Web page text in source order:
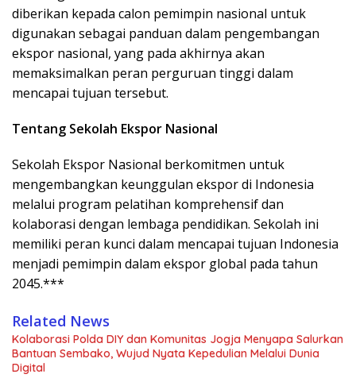
diberikan kepada calon pemimpin nasional untuk
digunakan sebagai panduan dalam pengembangan
ekspor nasional, yang pada akhirnya akan
memaksimalkan peran perguruan tinggi dalam
mencapai tujuan tersebut.
Tentang Sekolah Ekspor Nasional
Sekolah Ekspor Nasional berkomitmen untuk
mengembangkan keunggulan ekspor di Indonesia
melalui program pelatihan komprehensif dan
kolaborasi dengan lembaga pendidikan. Sekolah ini
memiliki peran kunci dalam mencapai tujuan Indonesia
menjadi pemimpin dalam ekspor global pada tahun
2045.***
Related News
Kolaborasi Polda DIY dan Komunitas Jogja Menyapa Salurkan
Bantuan Sembako, Wujud Nyata Kepedulian Melalui Dunia
Digital